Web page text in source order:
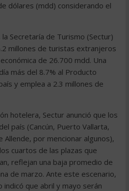
dólares (mdd) considerando el
Secretaría de Turismo (Sectur)
millones de turistas extranjeros
de 26.700 mdd. Una
más del 8.7% al Producto
y emplea a 2.3 millones de
hotelera, Sectur anunció que los
país (Cancún, Puerto Vallarta,
Allende, por mencionar algunos),
cuartos de las plazas que
reflejan una baja promedio de
de marzo. Ante este escenario,
que abril y mayo serán